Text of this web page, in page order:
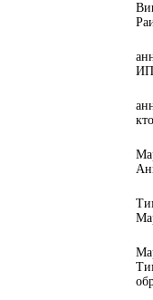
ИП